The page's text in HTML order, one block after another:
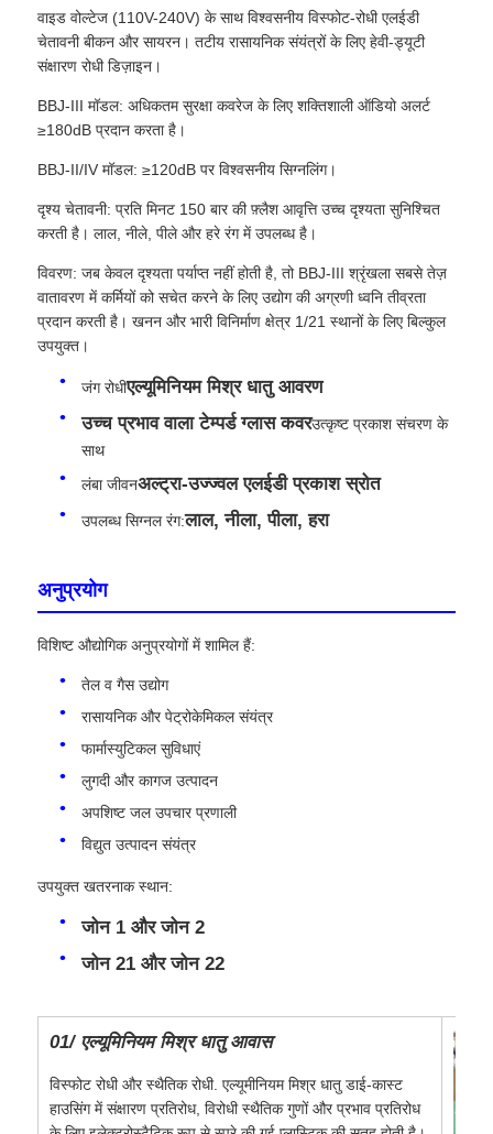
हमारे बारे में
फैक्टरी यात्रा
गुणवत्ता नियंत्रण
हमसे संपर्क करें
एक बोली का अनुरोध
विस्फोट रोधी अलार्म लाइट
विस्फोट रोधी पंखा
वाइड वोल्टेज (110V-240V) के साथ विश्वसनीय विस्फोट-रोधी एलईडी
चेतावनी बीकन और सायरन। तटीय रासायनिक संयंत्रों के लिए हेवी-ड्यूटी
संक्षारण रोधी डिज़ाइन।
BBJ-III मॉडल: अधिकतम सुरक्षा कवरेज के लिए शक्तिशाली ऑडियो अलर्ट
≥180dB प्रदान करता है।
BBJ-II/IV मॉडल: ≥120dB पर विश्वसनीय सिग्नलिंग।
दृश्य चेतावनी: प्रति मिनट 150 बार की फ़्लैश आवृत्ति उच्च दृश्यता सुनिश्चित
करती है। लाल, नीले, पीले और हरे रंग में उपलब्ध है।
विवरण: जब केवल दृश्यता पर्याप्त नहीं होती है, तो BBJ-III श्रृंखला सबसे तेज़
वातावरण में कर्मियों को सचेत करने के लिए उद्योग की अग्रणी ध्वनि तीव्रता
प्रदान करती है। खनन और भारी विनिर्माण क्षेत्र 1/21 स्थानों के लिए बिल्कुल
उपयुक्त।
जंग रोधीएल्यूमिनियम मिश्र धातु आवरण
उच्च प्रभाव वाला टेम्पर्ड ग्लास कवरउत्कृष्ट प्रकाश संचरण के
साथ
लंबा जीवनअल्ट्रा-उज्ज्वल एलईडी प्रकाश स्रोत
उपलब्ध सिग्नल रंग:लाल, नीला, पीला, हरा
अनुप्रयोग
विशिष्ट औद्योगिक अनुप्रयोगों में शामिल हैं:
तेल व गैस उद्योग
रासायनिक और पेट्रोकेमिकल संयंत्र
फार्मास्युटिकल सुविधाएं
लुगदी और कागज उत्पादन
अपशिष्ट जल उपचार प्रणाली
विद्युत उत्पादन संयंत्र
उपयुक्त खतरनाक स्थान:
जोन 1 और जोन 2
जोन 21 और जोन 22
01/ एल्यूमिनियम मिश्र धातु आवास
विस्फोट रोधी और स्थैतिक रोधी. एल्यूमीनियम मिश्र धातु डाई-कास्ट
हाउसिंग में संक्षारण प्रतिरोध, विरोधी स्थैतिक गुणों और प्रभाव प्रतिरोध